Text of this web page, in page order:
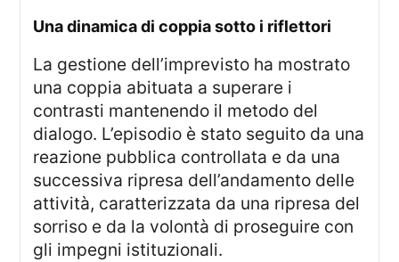
una dinamica di coppia sotto i riflettori
La gestione dell’imprevisto ha mostrato
una coppia abituata a superare i
contrasti mantenendo il metodo del
dialogo. L’episodio è stato seguito da una
reazione pubblica controllata e da una
successiva ripresa dell’andamento delle
attività, caratterizzata da una ripresa del
sorriso e da la volontà di proseguire con
gli impegni istituzionali.